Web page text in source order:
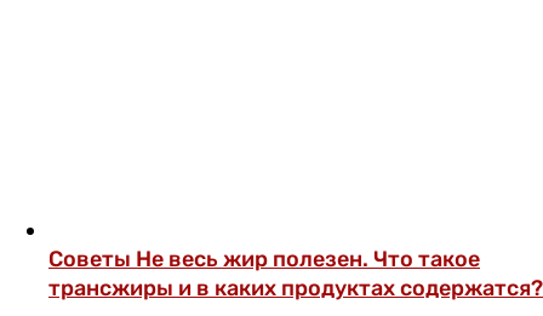
Советы Не весь жир полезен. Что такое
трансжиры и в каких продуктах содержатся?